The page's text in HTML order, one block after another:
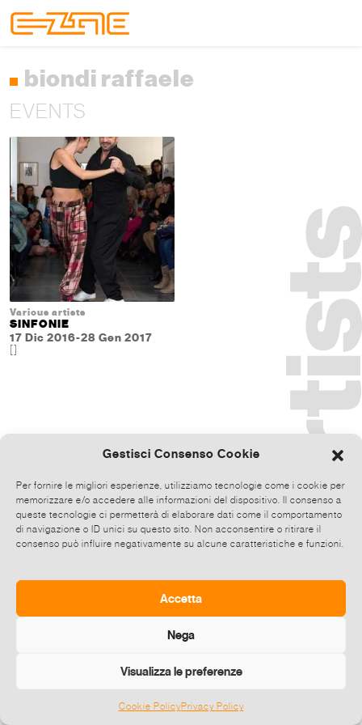
Gestisci Consenso Cookie
Per fornire le migliori esperienze, utilizziamo tecnologie come i cookie per
memorizzare e/o accedere alle informazioni del dispositivo. Il consenso a
queste tecnologie ci permetterà di elaborare dati come il comportamento
di navigazione o ID unici su questo sito. Non acconsentire o ritirare il
consenso può influire negativamente su alcune caratteristiche e funzioni.
Accetta
Nega
Visualizza le preferenze
Cookie PolicyPrivacy Policy
biondi raffaele
EVENTS
Various artists
SINFONIE
17 Dic 2016-28 Gen 2017
[]
©2026 E-zine